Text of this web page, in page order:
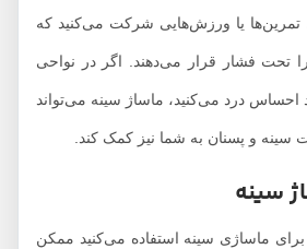
یا ورزش‌هایی شرکت می‌کنید که
فشار قرار می‌دهند. اگر در نواحی
درد می‌کنید، ماساژ سینه‌ می‌تواند
و پسنان به شما نیز کمک کند.
ماساژی سینه استفاده می‌کنید ممکن